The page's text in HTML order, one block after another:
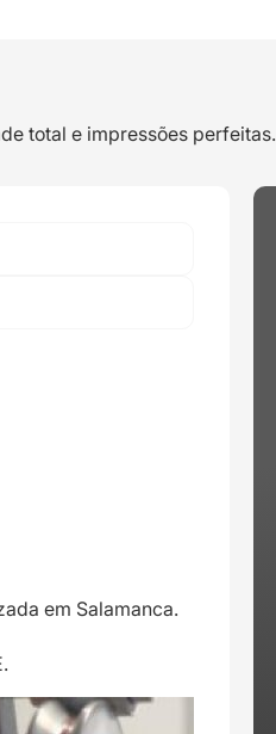
total e impressões perfeitas.
em Salamanca.